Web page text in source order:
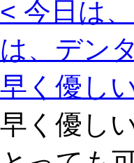
< 今日は
は、デン
早く優し
早く優し